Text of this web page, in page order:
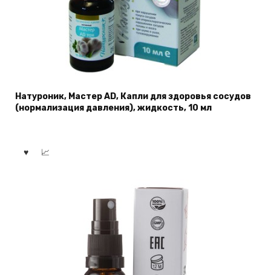
Натуроник, Мастер AD, Капли для здоровья сосудов
(нормализация давления), жидкость, 10 мл